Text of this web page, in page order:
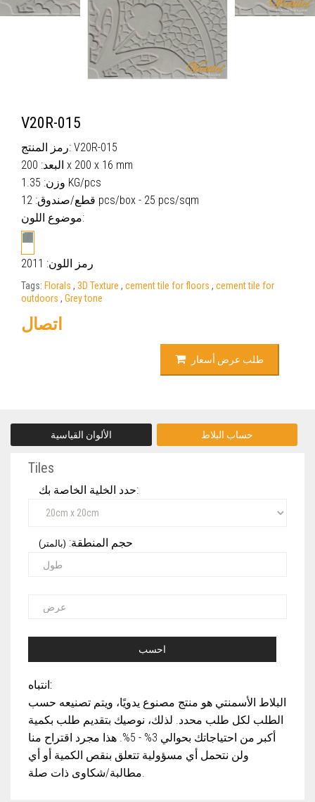
V20R-015
رمز المنتج: V20R-015
البعد: 200 x 200 x 16 mm
وزن: 1.35 KG/pcs
قطع/صندوق: 12 pcs/box - 25 pcs/sqm
موضوع اللون:
رمز اللون: 2011
Tags: Florals , 3D Texture , cement tile for floors , cement tile for
outdoors , Grey tone
اتصال
طلب عرض أسعار
الألوان القياسية حساب البلاط
Tiles
حدد الخلية الخاصة بك:
حجم المنطقة: (بالمتر)
احسب
انتباه:
البلاط الأسمنتي هو منتج مصنوع يدويًا، ويتم تصنيعه حسب
الطلب لكل طلب محدد. لذلك، نوصيك بتقديم طلب بكمية
أكبر من احتياجاتك بحوالي 3% - 5%. هذا مجرد اقتراح منا
ولن نتحمل أي مسؤولية تتعلق بنقص الكمية أو أي
مطالبة/شكاوى ذات صلة.